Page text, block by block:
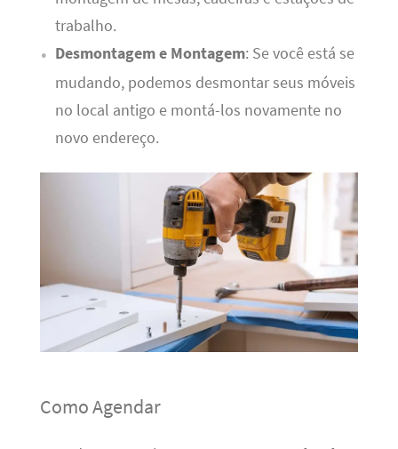
trabalho.
Desmontagem e Montagem: Se você está se
mudando, podemos desmontar seus móveis
no local antigo e montá-los novamente no
novo endereço.
Como Agendar